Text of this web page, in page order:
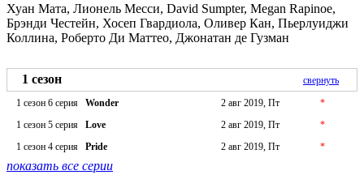
Хуан Мата, Лионель Месси, David Sumpter, Megan Rapinoe,
Брэнди Честейн, Хосеп Гвардиола, Оливер Кан, Пьерлуиджи
Коллина, Роберто Ди Маттео, Джонатан де Гузман
1 сезон
свернуть
1 сезон 6 серия
Wonder 2 авг 2019, Пт
*
1 сезон 5 серия
Love 2 авг 2019, Пт
*
1 сезон 4 серия
Pride 2 авг 2019, Пт *
показать все серии